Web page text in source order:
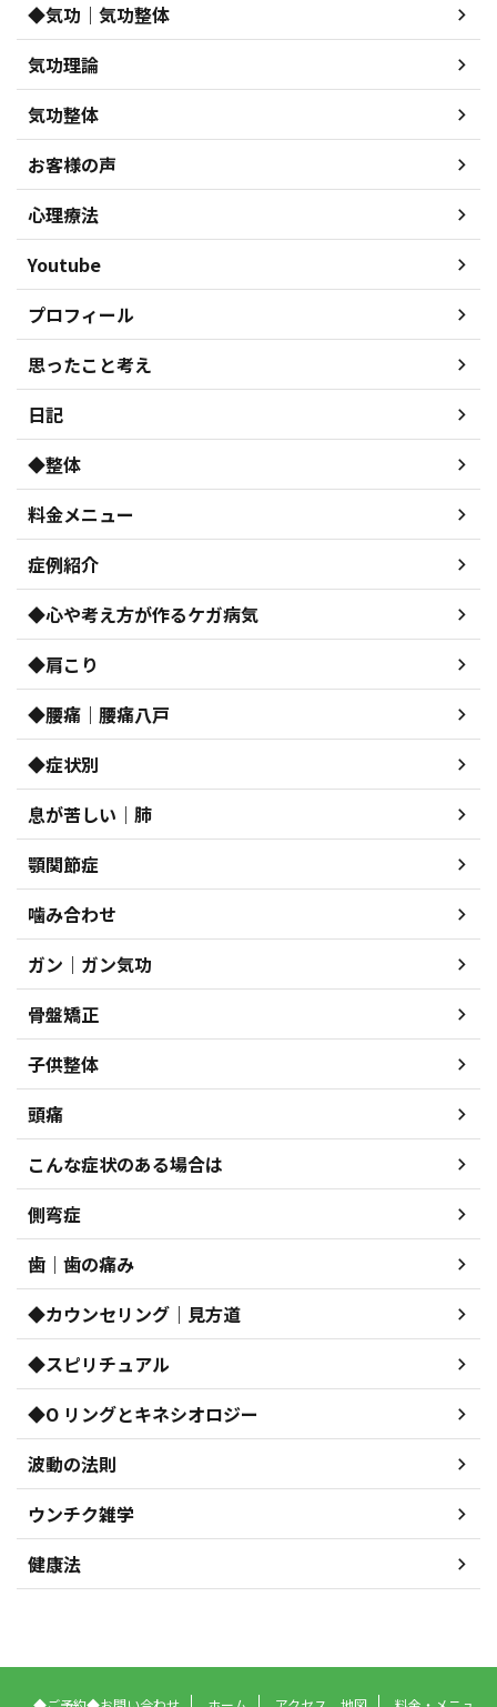
◆気功｜気功整体
気功理論
気功整体
お客様の声
心理療法
Youtube
プロフィール
思ったこと考え
日記
◆整体
料金メニュー
症例紹介
◆心や考え方が作るケガ病気
◆肩こり
◆腰痛｜腰痛八戸
◆症状別
息が苦しい｜肺
顎関節症
噛み合わせ
ガン｜ガン気功
骨盤矯正
子供整体
頭痛
こんな症状のある場合は
側弯症
歯｜歯の痛み
◆カウンセリング｜見方道
◆スピリチュアル
◆O リングとキネシオロジー
波動の法則
ウンチク雑学
健康法